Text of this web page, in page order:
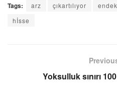
Tags: arz çıkartılıyor
hİsse
Yoksulluk sınırı